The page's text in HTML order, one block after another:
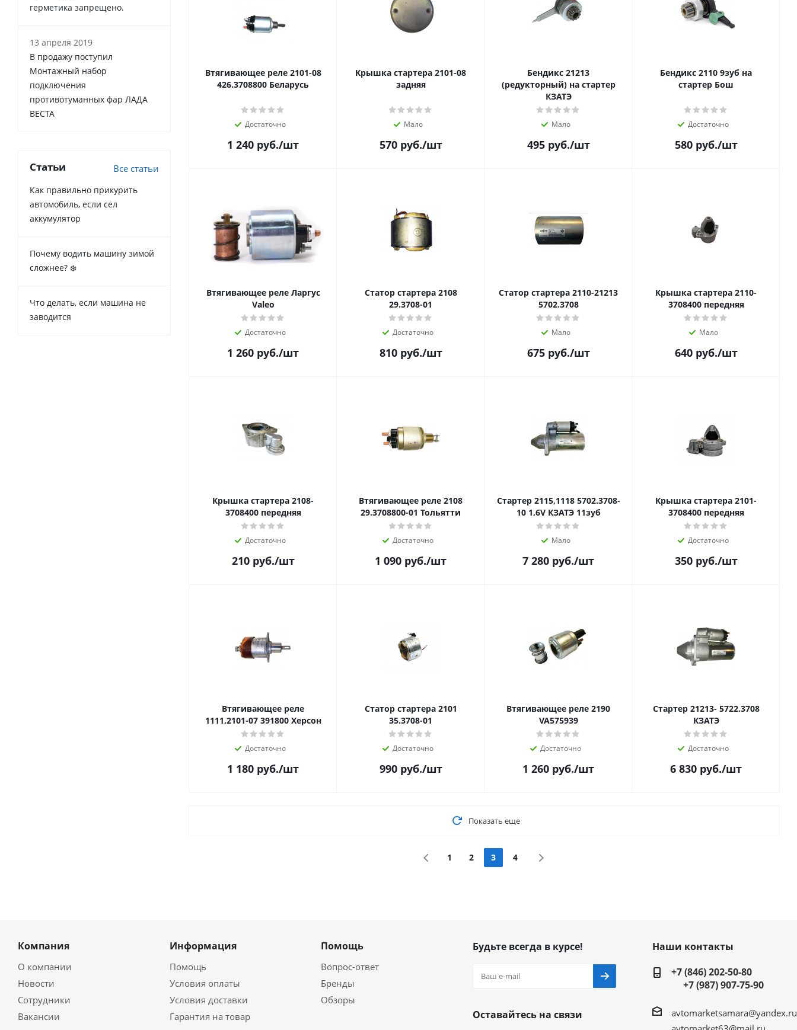
Втягивающее реле 2101-08
426.3708800 Беларусь
Достаточно
1 240 руб./шт
Крышка стартера 2101-08
задняя
Мало
570руб./шт
Бендикс 21213
(редукторный) на стартер
КЗАТЭ
Мало
495руб./шт
Бендикс 2110 9зуб на
стартер Бош
Достаточно
580руб./шт
Втягивающее реле Ларгус
Valeo
Достаточно
1 260 руб./шт
Статор стартера 2108
29.3708-01
Достаточно
810руб./шт
Статор стартера 2110-21213
5702.3708
Мало
675руб./шт
Крышка стартера 2110-
3708400 передняя
Мало
640руб./шт
Крышка стартера 2108-
3708400 передняя
Достаточно
210руб./шт
Втягивающее реле 2108
29.3708800-01 Тольятти
Достаточно
1 090 руб./шт
Стартер 2115,1118 5702.3708-
10 1,6V КЗАТЭ 11зуб
Мало
7 280 руб./шт
Крышка стартера 2101-
3708400 передняя
Достаточно
350руб./шт
Втягивающее реле
1111,2101-07 391800 Херсон
Достаточно
1 180 руб./шт
Статор стартера 2101
35.3708-01
Достаточно
990руб./шт
Втягивающее реле 2190
VA575939
Достаточно
1 260 руб./шт
Стартер 21213- 5722.3708
КЗАТЭ
Достаточно
6 830 руб./шт
Показать еще
1 2 3 4
герметика запрещено.
13 апреля 2019
В продажу поступил
Монтажный набор
подключения
противотуманных фар ЛАДА
ВЕСТА
Статьи Все статьи
Как правильно прикурить
автомобиль, если сел
аккумулятор
Почему водить машину зимой
сложнее? ❄️
Что делать, если машина не
заводится
Компания
О компании
Новости
Сотрудники
Вакансии
Информация
Помощь
Условия оплаты
Условия доставки
Гарантия на товар
Помощь
Вопрос-ответ
Бренды
Обзоры
Будьте всегда в курсе!
Оставайтесь на связи
Наши контакты
+7 (846) 202-50-80
+7 (987) 907-75-90
avtomarketsamara@yandex.ru